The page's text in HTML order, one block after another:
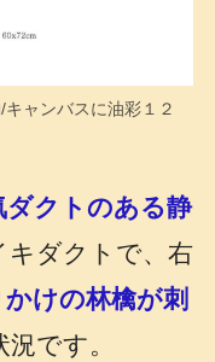
ャンバスに油彩１２
ダクトのある静
キダクトで、右
けの林檎が刺
です。